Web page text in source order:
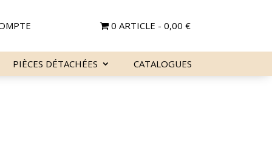
0 ARTICLE 0,00 €
PIÈCES DÉTACHÉES CATALOGUES